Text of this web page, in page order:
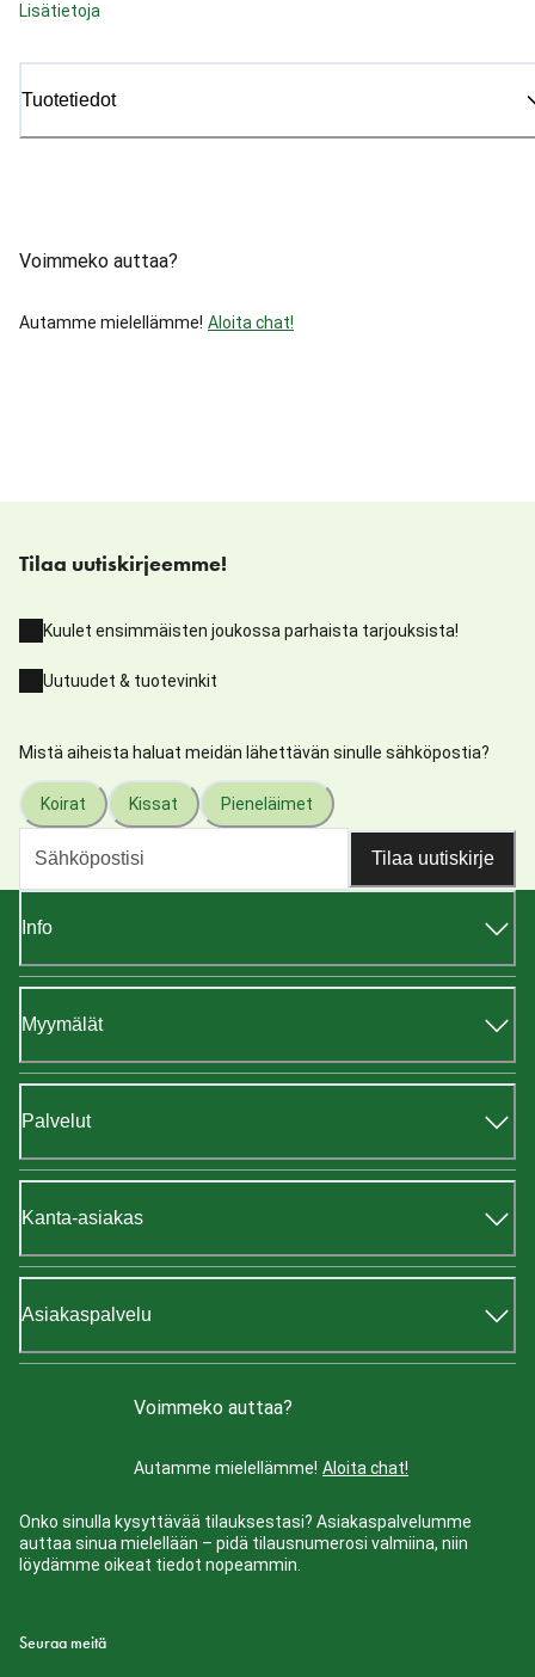
Lisätietoja
Tuotetiedot
Voimmeko auttaa?
Autamme mielellämme! Aloita chat!
Tilaa uutiskirjeemme!
Kuulet ensimmäisten joukossa parhaista tarjouksista!
Uutuudet & tuotevinkit
Mistä aiheista haluat meidän lähettävän sinulle sähköpostia?
Koirat Kissat Pieneläimet
Tilaa uutiskirje
Info
Myymälät
Palvelut
Kanta-asiakas
Asiakaspalvelu
Voimmeko auttaa?
Autamme mielellämme! Aloita chat!
Onko sinulla kysyttävää tilauksestasi? Asiakaspalvelumme
auttaa sinua mielellään – pidä tilausnumerosi valmiina, niin
löydämme oikeat tiedot nopeammin.
Seuraa meitä